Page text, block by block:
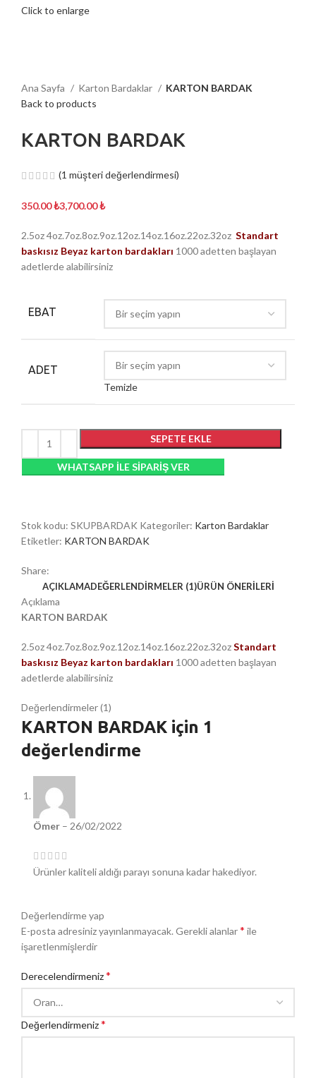
Click to enlarge
Ana Sayfa Karton Bardaklar
KARTON BARDAK
Back to products
KARTON BARDAK
(1 müşteri değerlendirmesi)
₺ ₺
2.5oz 4oz.7oz.8oz.9oz.12oz.14oz.16oz.22oz.32oz Standart
baskısız Beyaz karton bardakları 1000 adetten başlayan
adetlerde alabilirsiniz
EBAT
ADET
Temizle
SEPETE EKLE
WHATSAPP ILE SIPARIŞ VER
Stok kodu: SKUPBARDAK Kategoriler: Karton Bardaklar
Etiketler: KARTON BARDAK
Share:
AÇIKLAMADEĞERLENDIRMELER (1)ÜRÜN ÖNERILERI
Açıklama
KARTON BARDAK
2.5oz 4oz.7oz.8oz.9oz.12oz.14oz.16oz.22oz.32ozStandart
baskısız Beyaz karton bardakları 1000 adetten başlayan
adetlerde alabilirsiniz
Değerlendirmeler (1)
KARTON BARDAK için 1
değerlendirme
Ömer – 26/02/2022
Ürünler kaliteli aldığı parayı sonuna kadar hakediyor.
Değerlendirme yap
E-posta adresiniz yayınlanmayacak. Gerekli alanlar* ile
işaretlenmişlerdir
Derecelendirmeniz*
Değerlendirmeniz*